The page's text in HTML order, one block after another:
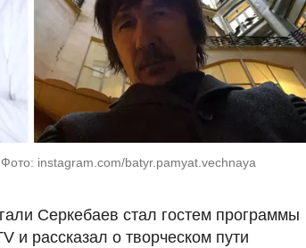
instagram.com/batyr.pamyat.vechnaya
Серкебаев стал гостем программы
и рассказал о творческом пути